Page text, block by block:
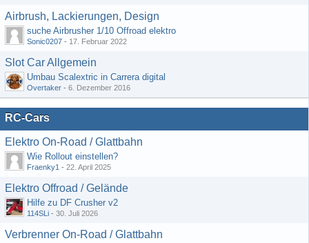
Airbrush, Lackierungen, Design
suche Airbrusher 1/10 Offroad elektro
Sonic0207 - 17. Februar 2022
Slot Car Allgemein
Umbau Scalextric in Carrera digital
Overtaker - 6. Dezember 2016
RC-Cars
Elektro On-Road / Glattbahn
Wie Rollout einstellen?
Fraenky1 - 22. April 2025
Elektro Offroad / Gelände
Hilfe zu DF Crusher v2
114SLi - 30. Juli 2026
Verbrenner On-Road / Glattbahn